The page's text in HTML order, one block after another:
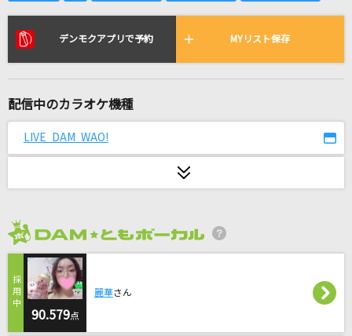
リアルタイムで歌われている曲の一覧
感情革命ロックンロール
星空のディスタンス(原曲キー)
back number
ゆびきりレイン
デンモクアプリで予約 MYリスト保存
配信中のカラオケ機種
LIVE DAM WAO!
90.579点
麗華さん